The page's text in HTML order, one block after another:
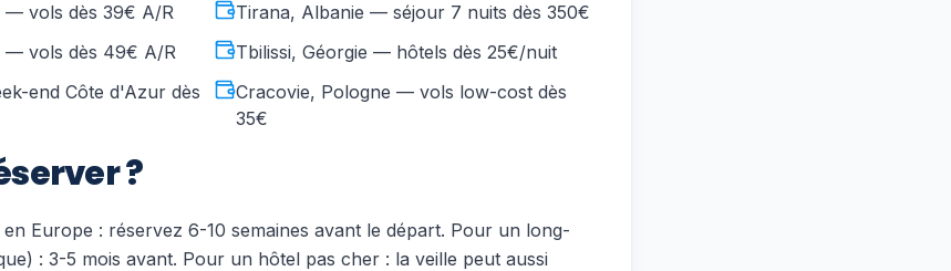
vols dès 39€ A/R
Tirana, Albanie — séjour 7 nuits dès 350€
— vols dès 49€ A/R
Tbilissi, Géorgie — hôtels dès 25€/nuit
end Côte d'Azur dès
Cracovie, Pologne — vols low-cost dès
35€
?
Europe : réservez 6-10 semaines avant le départ. Pour un long-
: 3-5 mois avant. Pour un hôtel pas cher : la veille peut aussi